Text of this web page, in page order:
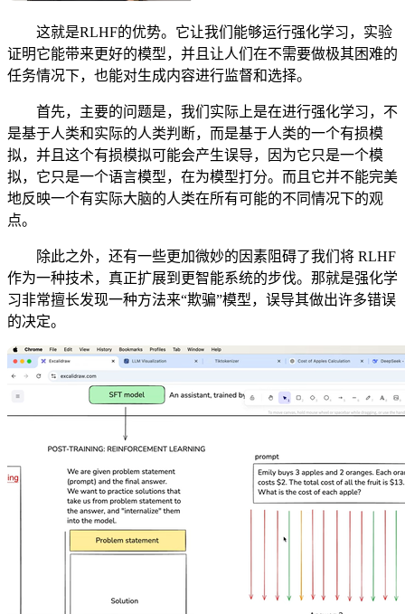
这就是RLHF的优势。它让我们能够运行强化学习，实验
证明它能带来更好的模型，并且让人们在不需要做极其困难的
任务情况下，也能对生成内容进行监督和选择。
首先，主要的问题是，我们实际上是在进行强化学习，不
是基于人类和实际的人类判断，而是基于人类的一个有损模
拟，并且这个有损模拟可能会产生误导，因为它只是一个模
拟，它只是一个语言模型，在为模型打分。而且它并不能完美
地反映一个有实际大脑的人类在所有可能的不同情况下的观
点。
除此之外，还有一些更加微妙的因素阻碍了我们将 RLHF
作为一种技术，真正扩展到更智能系统的步伐。那就是强化学
习非常擅长发现一种方法来“欺骗”模型，误导其做出许多错误
的决定。